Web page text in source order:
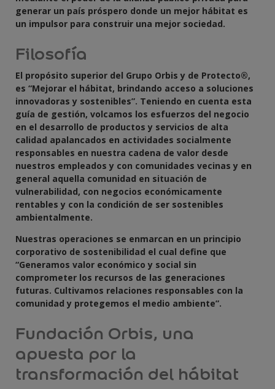
generar un país próspero donde un mejor hábitat es
un impulsor para construir una mejor sociedad.
Filosofía
El propósito superior del Grupo Orbis y de Protecto®,
es “Mejorar el hábitat, brindando acceso a soluciones
innovadoras y sostenibles”. Teniendo en cuenta esta
guía de gestión, volcamos los esfuerzos del negocio
en el desarrollo de productos y servicios de alta
calidad apalancados en actividades socialmente
responsables en nuestra cadena de valor desde
nuestros empleados y con comunidades vecinas y en
general aquella comunidad en situación de
vulnerabilidad, con negocios económicamente
rentables y con la condición de ser sostenibles
ambientalmente.
Nuestras operaciones se enmarcan en un principio
corporativo de sostenibilidad el cual define que
“Generamos valor económico y social sin
comprometer los recursos de las generaciones
futuras. Cultivamos relaciones responsables con la
comunidad y protegemos el medio ambiente”.
Fundación Orbis, una
apuesta por la
transformación del hábitat